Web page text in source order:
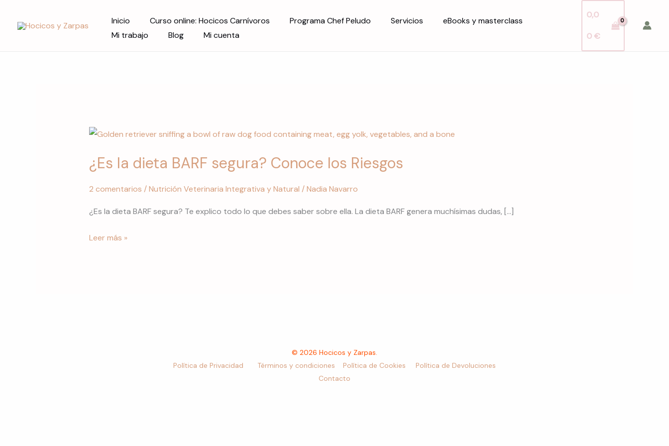
Inicio Curso online: Hocicos Carnívoros Programa Chef Peludo Servicios
eBooks y masterclass
Mi trabajo
Blog Mi cuenta
0,0
0 €
¿Es la dieta BARF segura? Conoce los Riesgos
2 comentarios /Nutrición Veterinaria Integrativa y Natural /Nadia Navarro
¿Es la dieta BARF segura? Te explico todo lo que debes saber sobre ella. La dieta BARF genera muchísimas dudas, […]
¿Es
dieta
segura?
Riesgos
Leer más »
© 2026 Hocicos y Zarpas.
Política de Privacidad
Términos y condiciones Política de Cookies Política de Devoluciones
Contacto